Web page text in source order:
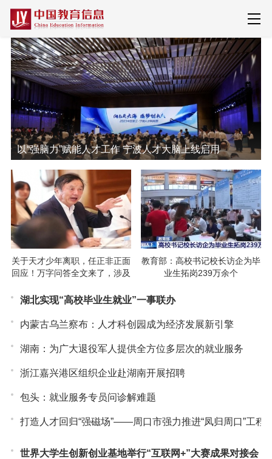
以“强脑力”赋能人才工作 宁波人才大脑上线启用
关于天才少年离职，任正非正面
回应！万字问答全文来了，涉及
命题
教育部：高校书记校长访企为毕
业生拓岗239万余个
湖北实现“高校毕业生就业”一事联办
内蒙古乌兰察布：人才科创园成为经济发展新引擎
湖南：为广大退役军人提供全方位多层次的就业服务
浙江嘉兴港区组织企业赴湖南开展招聘
包头：就业服务专员问诊解难题
打造人才回归“强磁场”——周口市强力推进“凤归周口”工程
世界大学生创新创业基地举行“互联网+”大赛成果对接会